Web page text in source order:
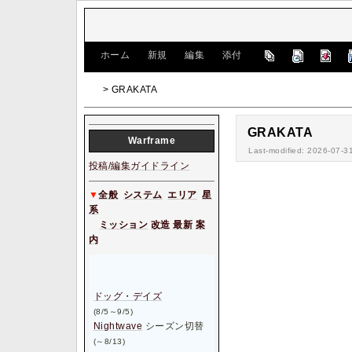
ホーム 新規 編集 添付
> GRAKATA
GRAKATA
Last-modified: 2026-07-
Warframe
投稿/編集ガイドライン
▼全般 システム エリア 星
系
ミッション 改造 最新 案
内
ドッグ・デイズ
(8/5～9/5)
Nightwave シーズン切替
(～8/13)